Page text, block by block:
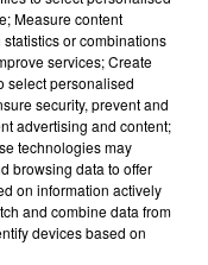
mais nous
a fait intervenir le
ne veut rien
possible"semble
la mairie n’a
camions de
dans le centre-
Measure content
or combinations
services; Create
select personalised
security, prevent and
advertising and content;
technologies may
browsing data to offer
on information actively
and combine data from
devices based on